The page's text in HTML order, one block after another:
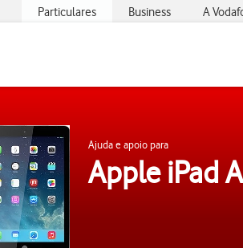
Particulares Business A
Ajuda e apoio para
Apple iPad